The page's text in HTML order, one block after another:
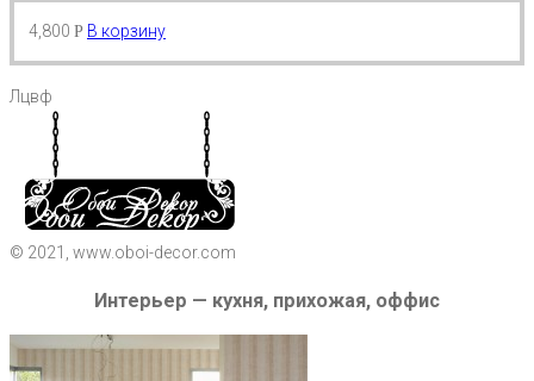
4,800 Р В корзину
Лцвф
© 2021, www.oboi-decor.com
Интерьер — кухня, прихожая, оффис